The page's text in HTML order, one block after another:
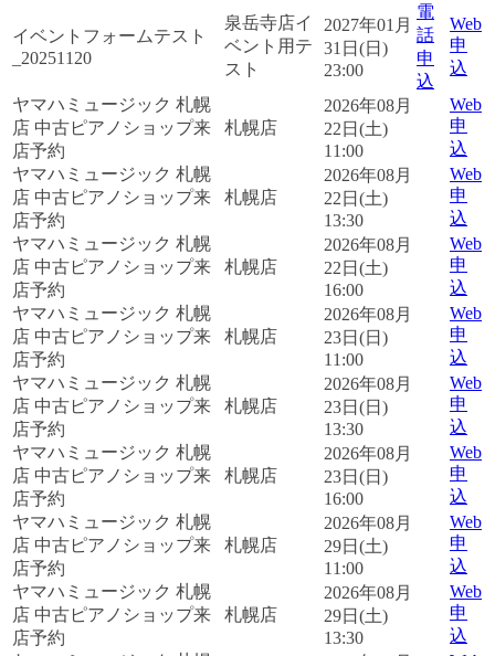
イベントフォームテスト
_20251120
泉岳寺店イ
ベント用テ
スト
2027年01月
31日(日)
23:00
電
話
申
込
Web
申
込
ヤマハミュージック 札幌
店 中古ピアノショップ来
店予約
札幌店
2026年08月
22日(土)
11:00
Web
申
込
ヤマハミュージック 札幌
店 中古ピアノショップ来
店予約
札幌店
2026年08月
22日(土)
13:30
Web
申
込
ヤマハミュージック 札幌
店 中古ピアノショップ来
店予約
札幌店
2026年08月
22日(土)
16:00
Web
申
込
ヤマハミュージック 札幌
店 中古ピアノショップ来
店予約
札幌店
2026年08月
23日(日)
11:00
Web
申
込
ヤマハミュージック 札幌
店 中古ピアノショップ来
店予約
札幌店
2026年08月
23日(日)
13:30
Web
申
込
ヤマハミュージック 札幌
店 中古ピアノショップ来
店予約
札幌店
2026年08月
23日(日)
16:00
Web
申
込
ヤマハミュージック 札幌
店 中古ピアノショップ来
店予約
札幌店
2026年08月
29日(土)
11:00
Web
申
込
ヤマハミュージック 札幌
店 中古ピアノショップ来
店予約
札幌店
2026年08月
29日(土)
13:30
Web
申
込